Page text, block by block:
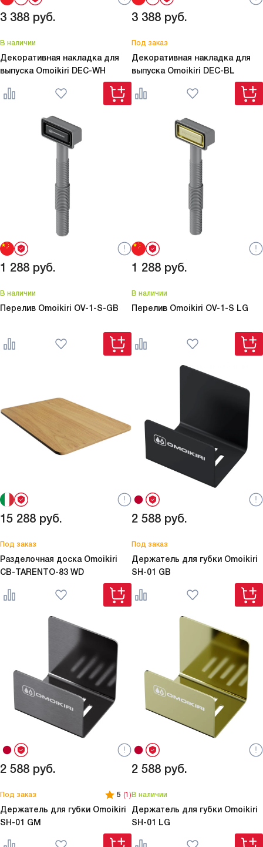
3 388 руб.
В наличии
Декоративная накладка для
выпуска Omoikiri DEC-WH
3 388 руб.
Под заказ
Декоративная накладка для
выпуска Omoikiri DEC-BL
1 288 руб.
В наличии
Перелив Omoikiri OV-1-S-GB
1 288 руб.
В наличии
Перелив Omoikiri OV-1-S LG
15 288 руб.
Под заказ
Разделочная доска Omoikiri
CB-TARENTO-83 WD
2 588 руб.
Под заказ
Держатель для губки Omoikiri
SH-01 GB
2 588 руб.
Под заказ 5 (1)
Держатель для губки Omoikiri
SH-01 GM
2 588 руб.
В наличии
Держатель для губки Omoikiri
SH-01 LG